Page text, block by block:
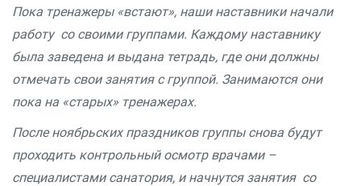
Пока тренажеры «встают», наши наставники начали
работу со своими группами. Каждому наставнику
была заведена и выдана тетрадь, где они должны
отмечать свои занятия с группой. Занимаются они
пока на «старых» тренажерах.
После ноябрьских праздников группы снова будут
проходить контрольный осмотр врачами –
специалистами санатория, и начнутся занятия со